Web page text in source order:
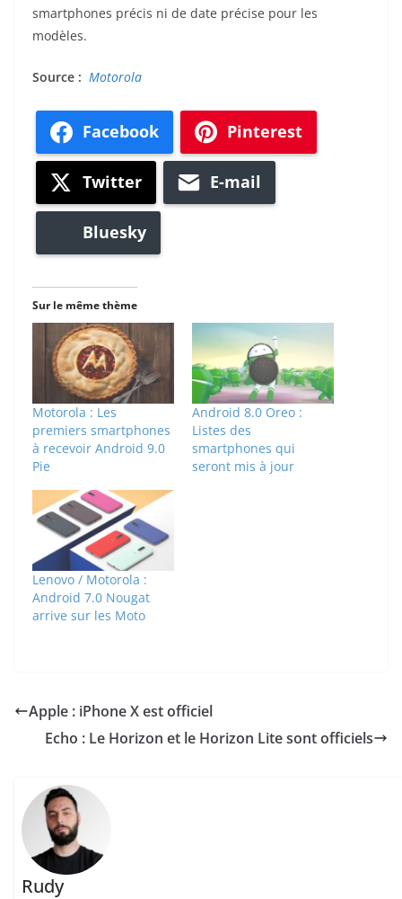
smartphones précis ni de date précise pour les
modèles.
Source : Motorola
Facebook Pinterest
Twitter E-mail
Bluesky
Sur le même thème
Motorola : Les
premiers smartphones
à recevoir Android 9.0
Pie
Android 8.0 Oreo :
Listes des
smartphones qui
seront mis à jour
Lenovo / Motorola :
Android 7.0 Nougat
arrive sur les Moto
Apple : iPhone X est officiel
Echo : Le Horizon et le Horizon Lite sont officiels
Rudy